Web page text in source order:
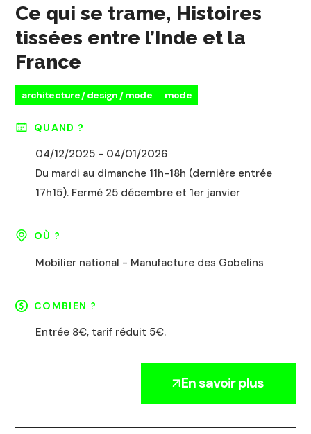
Ce qui se trame, Histoires
tissées entre l’Inde et la
France
architecture / design / mode mode
QUAND ?
04/12/2025 - 04/01/2026
Du mardi au dimanche 11h-18h (dernière entrée
17h15). Fermé 25 décembre et 1er janvier
OÙ ?
Mobilier national - Manufacture des Gobelins
COMBIEN ?
Entrée 8€, tarif réduit 5€.
En savoir plus